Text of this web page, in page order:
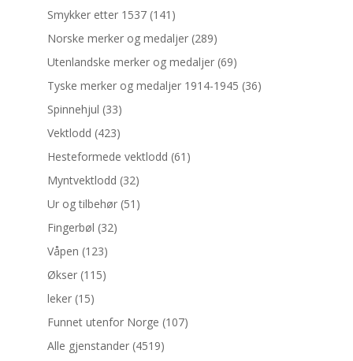
Smykker etter 1537 (141)
Norske merker og medaljer (289)
Utenlandske merker og medaljer (69)
Tyske merker og medaljer 1914-1945 (36)
Spinnehjul (33)
Vektlodd (423)
Hesteformede vektlodd (61)
Myntvektlodd (32)
Ur og tilbehør (51)
Fingerbøl (32)
Våpen (123)
Økser (115)
leker (15)
Funnet utenfor Norge (107)
Alle gjenstander (4519)